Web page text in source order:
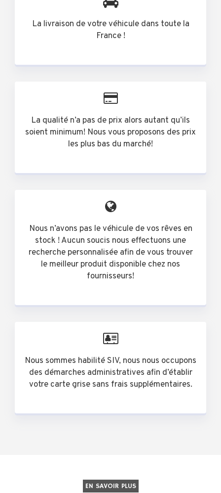
La livraison de votre véhicule dans toute la
France !
La qualité n’a pas de prix alors autant qu’ils
soient minimum! Nous vous proposons des prix
les plus bas du marché!
Nous n’avons pas le véhicule de vos rêves en
stock ! Aucun soucis nous effectuons une
recherche personnalisée afin de vous trouver
le meilleur produit disponible chez nos
fournisseurs!
Nous sommes habilité SIV, nous nous occupons
des démarches administratives afin d’établir
votre carte grise sans frais supplémentaires.
EN SAVOIR PLUS